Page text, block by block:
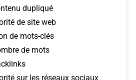
dupliqué
de site web
de mots-clés
de mots
sur les réseaux sociaux